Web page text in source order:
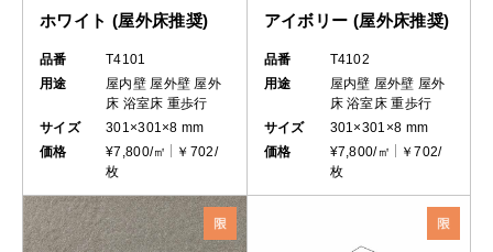
ホワイト (屋外床推奨)
品番
T4101
用途
屋内壁 屋外壁 屋外
床 浴室床 重歩行
サイズ
301×301×8 mm
価格
¥7,800/㎡
￥702/
枚
アイボリー (屋外床推奨)
品番
T4102
用途
屋内壁 屋外壁 屋外
床 浴室床 重歩行
サイズ
301×301×8 mm
価格
¥7,800/㎡
￥702/
枚